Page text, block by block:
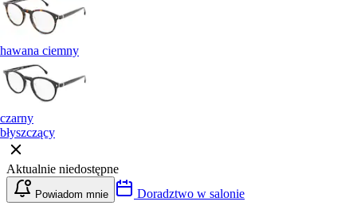
hawana ciemny
czarny
błyszczący
Aktualnie niedostępne
Powiadom mnie Doradztwo w salonie